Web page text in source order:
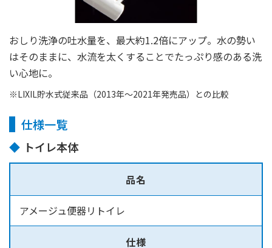
おしり洗浄の吐水量を、最大約1.2倍にアップ。水の勢い
はそのままに、水流を太くすることでたっぷり感のある洗
い心地に。
※LIXIL貯水式従来品（2013年～2021年発売品）との比較
仕様一覧
トイレ本体
品名
アメージュ便器リトイレ
仕様